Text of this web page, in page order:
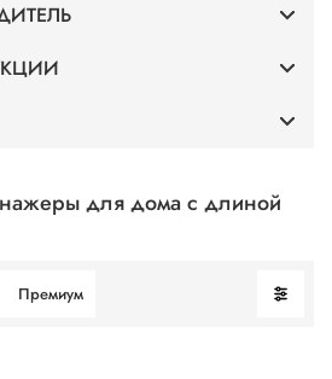
для дома с длиной
Премиум